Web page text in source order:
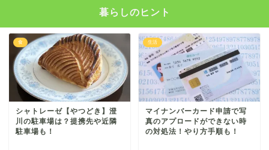
暮らしのヒント
食
シャトレーゼ【やつどき】澄
川の駐車場は？提携先や近隣
駐車場も！
生活
マイナンバーカード申請で写
真のアプロードができない時
の対処法！やり方手順も！